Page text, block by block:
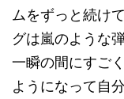
ムをずっと続け
グは嵐のような
一瞬の間にすご
ようになって自